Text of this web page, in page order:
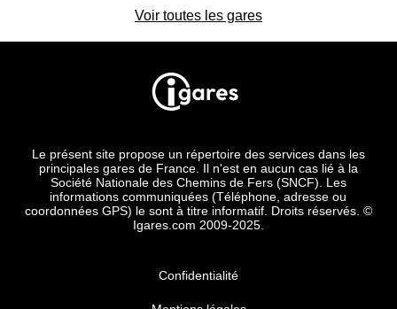
Voir toutes les gares
Le présent site propose un répertoire des services dans les
principales gares de France. Il n'est en aucun cas lié à la
Société Nationale des Chemins de Fers (SNCF). Les
informations communiquées (Téléphone, adresse ou
coordonnées GPS) le sont à titre informatif. Droits réservés. ©
Igares.com 2009-2025.
Confidentialité